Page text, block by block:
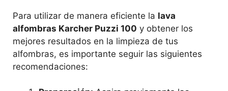
Para utilizar de manera eficiente la lava
alfombras Karcher Puzzi 100 y obtener los
mejores resultados en la limpieza de tus
alfombras, es importante seguir las siguientes
recomendaciones: